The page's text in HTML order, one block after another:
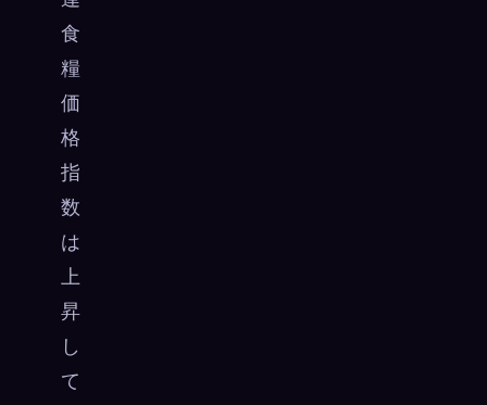
食
糧
価
格
指
数
は
上
昇
し
て